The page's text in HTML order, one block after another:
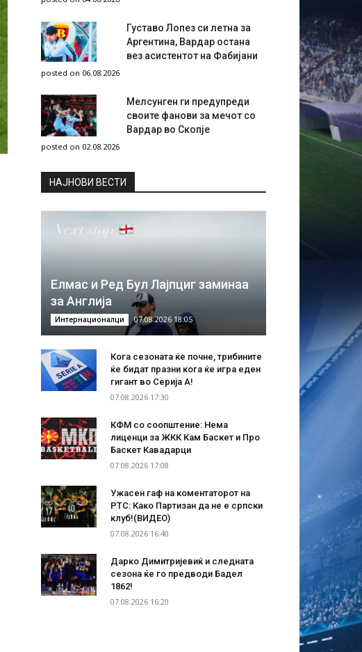
Густаво Лопез си летна за
Аргентина, Вардар остана
вез асистентот на Фабијани
posted on 06.08.2026
Мелсунген ги предупреди
своите фанови за мечот со
Вардар во Скопје
posted on 02.08.2026
НAЈНОВИ ВЕСТИ
Елмас и Ред Бул Лајпциг заминаа
за Англија
Интернационалци 07.08.2026 18:05
Кога сезоната ќе почне, трибините
ќе бидат празни кога ќе игра еден
гигант во Серија А!
07.08.2026 17:30
КФМ со соопштение: Нема
лиценци за ЖКК Кам Баскет и Про
Баскет Кавадарци
07.08.2026 17:08
Ужасен гаф на коментаторот на
РТС: Како Партизан да не е српски
клуб!(ВИДЕО)
07.08.2026 16:40
Дарко Димитријевиќ и следната
сезона ќе го предводи Бадел
1862!
07.08.2026 16:20